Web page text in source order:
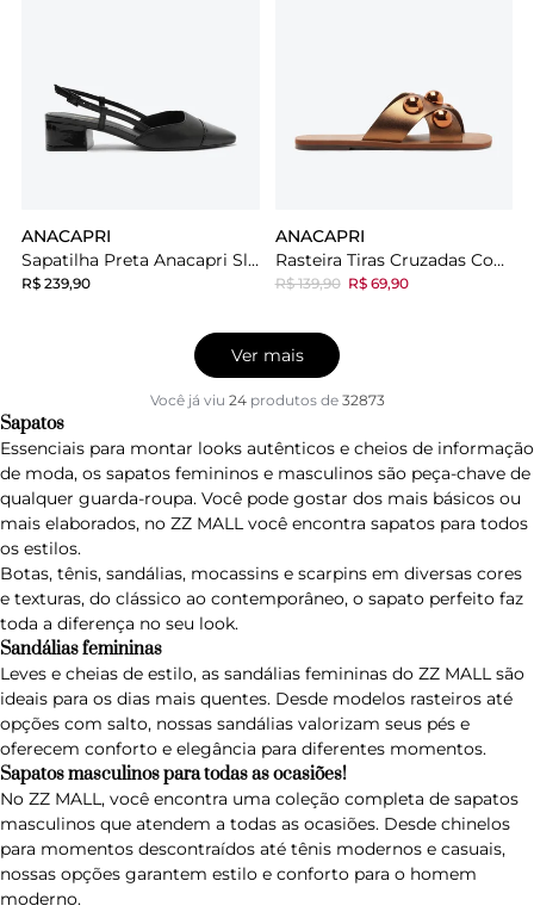
ANACAPRI
Sapatilha Preta Anacapri Slingback Monocolor Bico Fino Salto Bloco
R$ 239,90
ANACAPRI
Rasteira Tiras Cruzadas Couro Adorno Bronze
R$ 139,90 R$ 69,90
Ver mais
Você já viu 24 produtosde 32873
Sapatos
Essenciais para montar looks autênticos e cheios de informação
de moda, os sapatos femininos e masculinos são peça-chave de
qualquer guarda-roupa. Você pode gostar dos mais básicos ou
mais elaborados, no ZZ MALL você encontra sapatos para todos
os estilos.
Botas, tênis, sandálias, mocassins e scarpins em diversas cores
e texturas, do clássico ao contemporâneo, o sapato perfeito faz
toda a diferença no seu look.
Sandálias femininas
Leves e cheias de estilo, as sandálias femininas do ZZ MALL são
ideais para os dias mais quentes. Desde modelos rasteiros até
opções com salto, nossas sandálias valorizam seus pés e
oferecem conforto e elegância para diferentes momentos.
Sapatos masculinos para todas as ocasiões!
No ZZ MALL, você encontra uma coleção completa de sapatos
masculinos que atendem a todas as ocasiões. Desde chinelos
para momentos descontraídos até tênis modernos e casuais,
nossas opções garantem estilo e conforto para o homem
moderno.